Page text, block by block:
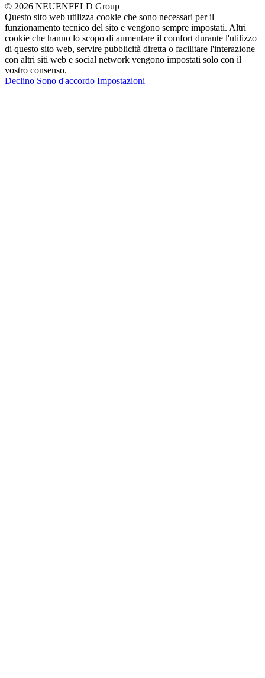
© 2026 NEUENFELD Group
Questo sito web utilizza cookie che sono necessari per il
funzionamento tecnico del sito e vengono sempre impostati. Altri
cookie che hanno lo scopo di aumentare il comfort durante l'utilizzo
di questo sito web, servire pubblicità diretta o facilitare l'interazione
con altri siti web e social network vengono impostati solo con il
vostro consenso.
Declino Sono d'accordo Impostazioni